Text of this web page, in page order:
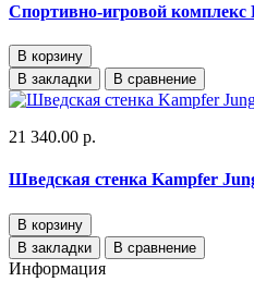
Спортивно-игровой комплекс
В корзину
В закладки
В сравнение
21 340.00 р.
Шведская стенка Kampfer
В корзину
В закладки
В сравнение
Информация